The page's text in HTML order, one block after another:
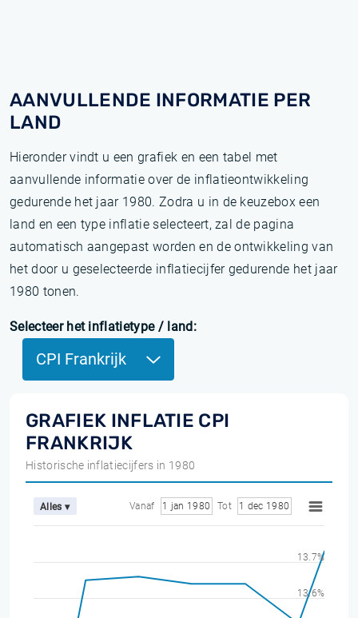
AANVULLENDE INFORMATIE PER
LAND
Hieronder vindt u een grafiek en een tabel met
aanvullende informatie over de inflatieontwikkeling
gedurende het jaar 1980. Zodra u in de keuzebox een
land en een type inflatie selecteert, zal de pagina
automatisch aangepast worden en de ontwikkeling van
het door u geselecteerde inflatiecijfer gedurende het jaar
1980 tonen.
Selecteer het inflatietype / land:
CPI Frankrijk
GRAFIEK INFLATIE CPI
FRANKRIJK
Historische inflatiecijfers in 1980
Alles ▾ Vanaf 1 jan 1980 Tot 1 dec 1980
13.6%
13.7%